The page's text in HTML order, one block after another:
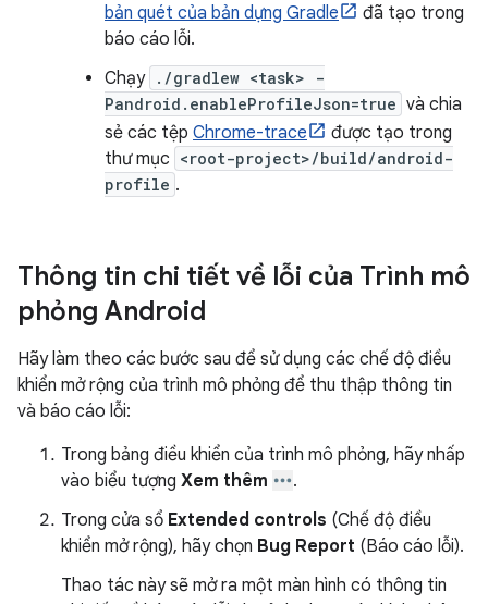
bản quét của bản dựng Gradle
đã tạo trong
báo cáo lỗi.
Chạy ./gradlew <task> -
Pandroid.enableProfileJson=true và chia
sẻ các tệp Chrome-trace
được tạo trong
thư mục <root-project>/build/android-
profile .
Thông tin chi tiết về lỗi của Trình mô
phỏng Android
Hãy làm theo các bước sau để sử dụng các chế độ điều
khiển mở rộng của trình mô phỏng để thu thập thông tin
và báo cáo lỗi:
Trong bảng điều khiển của trình mô phỏng, hãy nhấp
vào biểu tượng Xem thêm
.
Trong cửa sổ Extended controls (Chế độ điều
khiển mở rộng), hãy chọn Bug Report (Báo cáo lỗi).
Thao tác này sẽ mở ra một màn hình có thông tin